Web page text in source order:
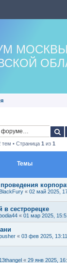
тем • Страница 1 из 1
Темы
BlackFury « 02 май 2025,
сестрорецке
« 01 мар 2025,
« 03 фев 2025, 13:11
13thangel « 29 янв 2025,